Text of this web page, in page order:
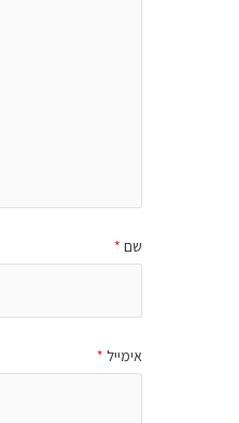
שם *
אימייל *